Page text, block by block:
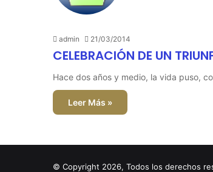
admin 21/03/2014
CELEBRACIÓN DE UN
Hace dos años y medio, la vida puso,
Leer Más »
© Copyright 2026, Todos los derechos